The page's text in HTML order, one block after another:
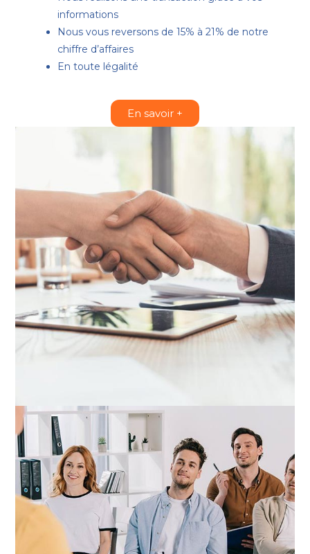
informations
Nous vous reversons de 15% à 21% de notre
chiffre d’affaires
En toute légalité
En savoir +